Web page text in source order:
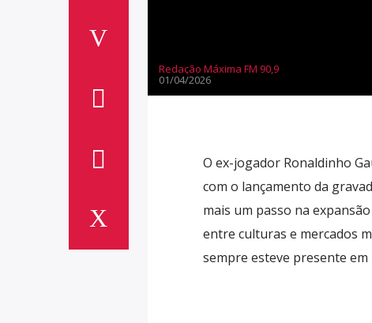
Redação Máxima FM 90,9
01/04/2026
O ex-jogador Ronaldinho
com o lançamento da
mais um passo na
entre culturas e mercados
sempre esteve presente